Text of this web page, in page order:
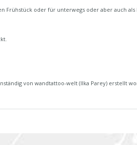
Frühstück oder für unterwegs oder aber auch
von wandtattoo-welt (Ilka Parey) erstellt